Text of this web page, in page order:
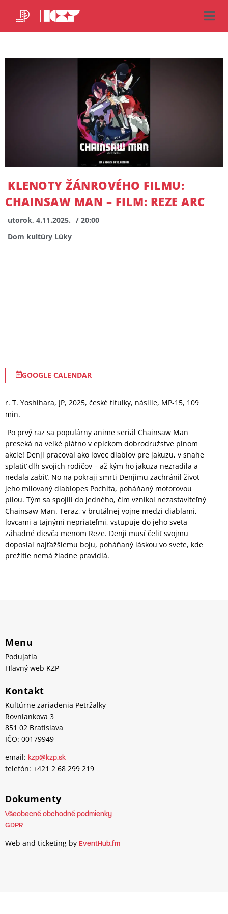
KLENOTY ŽÁNROVÉHO FILMU:
CHAINSAW MAN – FILM: REZE ARC
utorok, 4.11.2025. / 20:00
Dom kultúry Lúky
GOOGLE CALENDAR
r. T. Yoshihara, JP, 2025, české titulky, násilie, MP-15, 109
min.
Po prvý raz sa populárny anime seriál Chainsaw Man
preseká na veľké plátno v epickom dobrodružstve plnom
akcie! Denji pracoval ako lovec diablov pre jakuzu, v snahe
splatiť dlh svojich rodičov – až kým ho jakuza nezradila a
nedala zabiť. No na pokraji smrti Denjimu zachránil život
jeho milovaný diablopes Pochita, poháňaný motorovou
pílou. Tým sa spojili do jedného, čím vznikol nezastaviteľný
Chainsaw Man. Teraz, v brutálnej vojne medzi diablami,
lovcami a tajnými nepriateľmi, vstupuje do jeho sveta
záhadné dievča menom Reze. Denji musí čeliť svojmu
doposiaľ najťažšiemu boju, poháňaný láskou vo svete, kde
prežitie nemá žiadne pravidlá.
Menu
Podujatia
Hlavný web KZP
Kontakt
Kultúrne zariadenia Petržalky
Rovniankova 3
851 02 Bratislava
IČO: 00179949
email: kzp@kzp.sk
telefón: +421 2 68 299 219
Dokumenty
Všeobecné obchodné podmienky
GDPR
Web and ticketing by EventHub.fm